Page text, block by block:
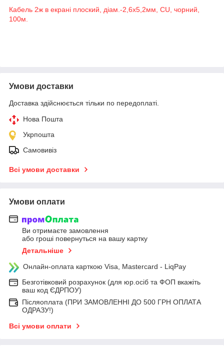
Кабель 2ж в екрані плоский, діам.-2,6х5,2мм, CU, чорний,
100м.
Умови доставки
Доставка здійснюється тільки по передоплаті.
Нова Пошта
Укрпошта
Самовивіз
Всі умови доставки
Умови оплати
Ви отримаєте замовлення
або гроші повернуться на вашу картку
Детальніше
Онлайн-оплата карткою Visa, Mastercard - LiqPay
Безготівковий розрахунок (для юр.осіб та ФОП вкажіть
ваш код ЄДРПОУ)
Післяоплата (ПРИ ЗАМОВЛЕННІ ДО 500 ГРН ОПЛАТА
ОДРАЗУ!)
Всі умови оплати